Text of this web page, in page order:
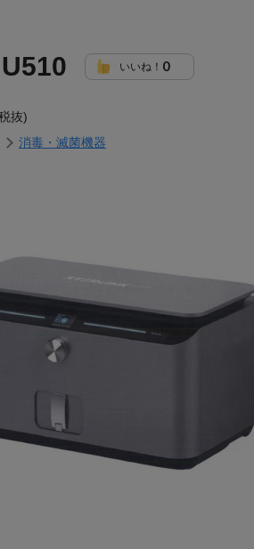
いいね！ 0
抜)
消毒・滅菌機器